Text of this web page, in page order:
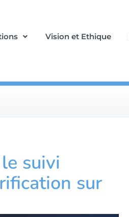
Vision et Ethique
suivi
sur